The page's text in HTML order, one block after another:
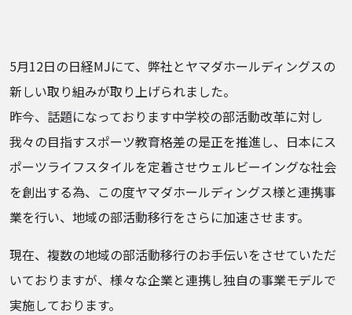
5月12日の日経MJにて、弊社とヤマダホールディングスの
新しい取り組みが取り上げられました。
昨今、話題になっております中学校の部活動改革に対し
我々の目指すスポーツ教育格差の是正を推進し、日本にス
ポーツライフスタイルを定着させウェルビーイングな社会
を創出する為、この度ヤマダホールディングス様と連携事
業を行い、地域の部活動移行をさらに加速させます。
現在、複数の地域の部活動移行のお手伝いをさせていただ
いておりますが、様々な企業と連携し独自の事業モデルで
実施しております。